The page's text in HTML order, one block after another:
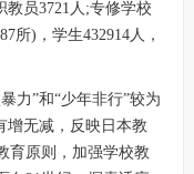
教员3721人;专修学校
所)，学生432914人，
”和“少年非行”较为
增无减，反映日本教
育原则，加强学校教